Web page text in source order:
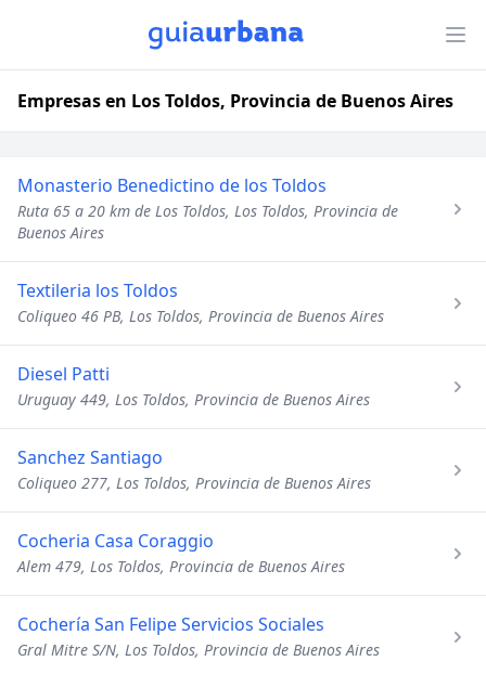
Empresas en Los Toldos, Provincia de Buenos Aires
Monasterio Benedictino de los Toldos
Ruta 65 a 20 km de Los Toldos, Los Toldos, Provincia de
Buenos Aires
Textileria los Toldos
Coliqueo 46 PB, Los Toldos, Provincia de Buenos Aires
Diesel Patti
Uruguay 449, Los Toldos, Provincia de Buenos Aires
Sanchez Santiago
Coliqueo 277, Los Toldos, Provincia de Buenos Aires
Cocheria Casa Coraggio
Alem 479, Los Toldos, Provincia de Buenos Aires
Cochería San Felipe Servicios Sociales
Gral Mitre S/N, Los Toldos, Provincia de Buenos Aires